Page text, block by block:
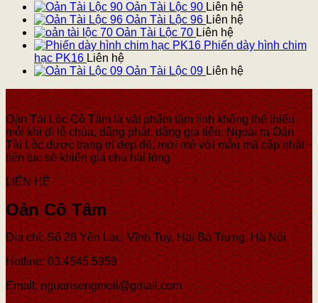
Oản Tài Lộc 90 Liên hệ
Oản Tài Lộc 96 Liên hệ
Oản Tài Lộc 70 Liên hệ
Phiến dày hình chim
hạc PK16 Liên hệ
Oản Tài Lộc 09 Liên hệ
Oản Tài Lộc Cô Tâm là vật phẩm tâm linh không thể thiếu
mỗi khi đi lễ chùa, dâng phật, dâng gia tiên. Ngoài ra Oản
Tài Lộc được trang trí đẹp đẽ, mới mẻ với mẫu mã cập nhật
liên tục sẽ khiến gia chủ hài lòng
LIÊN HỆ
Oản Cô Tâm
Địa chỉ: Số 28 Yên Lạc, Vĩnh Tuy, Hai Bà Trưng, Hà Nội
Hotline: 03.4545.5959
Email: nguonsongmoii@gmail.com